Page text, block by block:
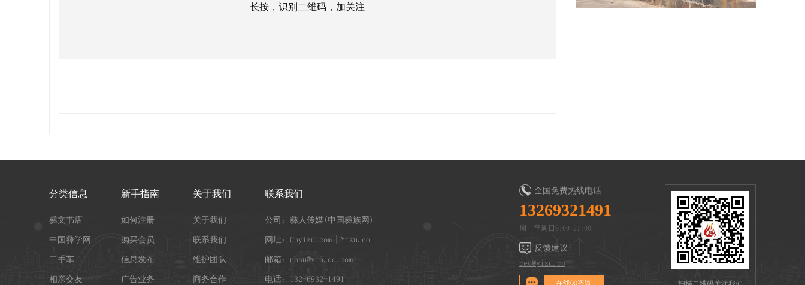
长按，识别二维码，加关注
分类信息
彝文书店
中国彝学网
二手车
相亲交友
新手指南
如何注册
购买会员
信息发布
广告业务
关于我们
关于我们
联系我们
维护团队
商务合作
联系我们
公司：彝人传媒(中国彝族网)
网址：Cnyizu.com | Yizu.co
邮箱：nosu@vip.qq.com
电话：132-6932-1491
全国免费热线电话
13269321491
周一至周日9:00-21:00
反馈建议
ceo@yizu.co
在线QQ咨询